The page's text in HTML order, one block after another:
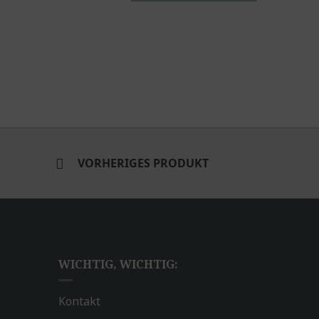
VORHERIGES PRODUKT
WICHTIG, WICHTIG:
Kontakt